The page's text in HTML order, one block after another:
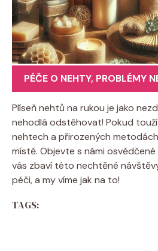
PÉČE O NEHTY, PROBLÉMY
Plíseň nehtů na rukou je jako
nehodlá odstěhovat! Pokud
nehtech a přirozených
místě. Objevte s námi
vás zbaví této nechtěné
péči, a my víme jak na to!
TAGS: